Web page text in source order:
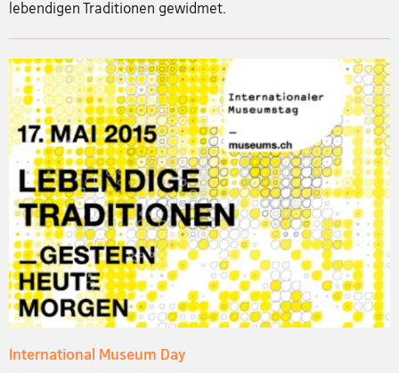
lebendigen Traditionen gewidmet.
International Museum Day